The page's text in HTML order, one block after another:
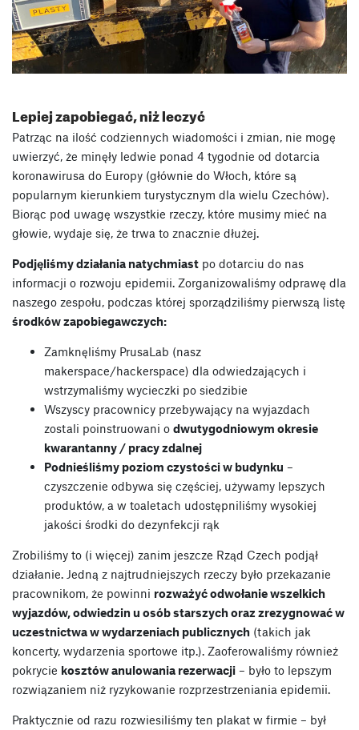
Lepiej zapobiegać, niż leczyć
Patrząc na ilość codziennych wiadomości i zmian, nie mogę
uwierzyć, że minęły ledwie ponad 4 tygodnie od dotarcia
koronawirusa do Europy (głównie do Włoch, które są
popularnym kierunkiem turystycznym dla wielu Czechów).
Biorąc pod uwagę wszystkie rzeczy, które musimy mieć na
głowie, wydaje się, że trwa to znacznie dłużej.
Podjęliśmy działania natychmiast po dotarciu do nas
informacji o rozwoju epidemii. Zorganizowaliśmy odprawę dla
naszego zespołu, podczas której sporządziliśmy pierwszą listę
środków zapobiegawczych:
Zamknęliśmy PrusaLab (nasz
makerspace/hackerspace) dla odwiedzających i
wstrzymaliśmy wycieczki po siedzibie
Wszyscy pracownicy przebywający na wyjazdach
zostali poinstruowani o dwutygodniowym okresie
kwarantanny / pracy zdalnej
Podnieśliśmy poziom czystości w budynku –
czyszczenie odbywa się częściej, używamy lepszych
produktów, a w toaletach udostępniliśmy wysokiej
jakości środki do dezynfekcji rąk
Zrobiliśmy to (i więcej) zanim jeszcze Rząd Czech podjął
działanie. Jedną z najtrudniejszych rzeczy było przekazanie
pracownikom, że powinni rozważyć odwołanie wszelkich
wyjazdów, odwiedzin u osób starszych oraz zrezygnować w
uczestnictwa w wydarzeniach publicznych (takich jak
koncerty, wydarzenia sportowe itp.). Zaoferowaliśmy również
pokrycie kosztów anulowania rezerwacji – było to lepszym
rozwiązaniem niż ryzykowanie rozprzestrzeniania epidemii.
Praktycznie od razu rozwiesiliśmy ten plakat w firmie – był